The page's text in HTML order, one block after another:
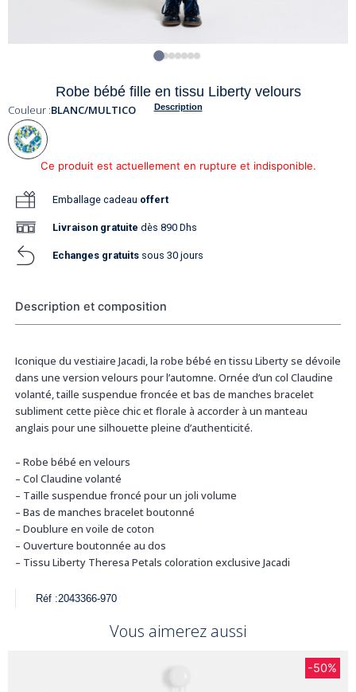
Robe bébé fille en tissu Liberty velours
Description
Couleur :BLANC/MULTICO
Ce produit est actuellement en rupture et indisponible.
Emballage cadeau offert
Livraison gratuite dès 890 Dhs
Echanges gratuits sous 30 jours
Description et composition
Iconique du vestiaire Jacadi, la robe bébé en tissu Liberty se dévoile
dans une version velours pour l’automne. Ornée d’un col Claudine
volanté, taille suspendue froncée et bas de manches bracelet
subliment cette pièce chic et florale à accorder à un manteau
anglais pour une silhouette pleine d’authenticité.
– Robe bébé en velours
– Col Claudine volanté
– Taille suspendue froncé pour un joli volume
– Bas de manches bracelet boutonné
– Doublure en voile de coton
– Ouverture boutonnée au dos
– Tissu Liberty Theresa Petals coloration exclusive Jacadi
Réf :2043366-970
Vous aimerez aussi
-50%